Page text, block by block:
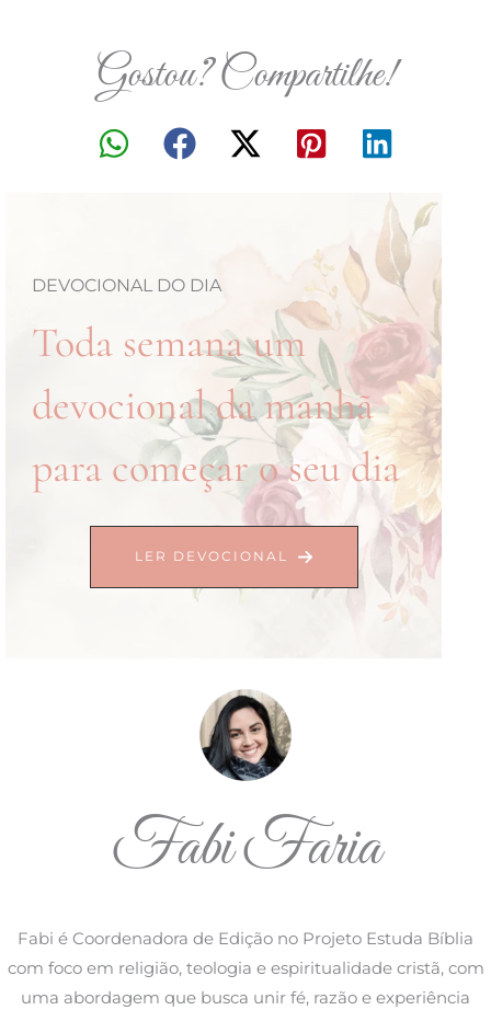
Gostou? Compartilhe!
DEVOCIONAL DO DIA
Toda semana um
devocional da manhã
para começar o seu dia
LER DEVOCIONAL
Fabi Faria
Fabi é Coordenadora de Edição no Projeto Estuda Bíblia
com foco em religião, teologia e espiritualidade cristã, com
uma abordagem que busca unir fé, razão e experiência